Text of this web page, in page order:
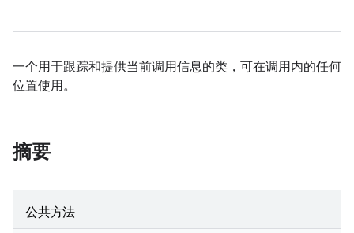
一个用于跟踪和提供当前调用信息的类，可在调用内的任何
位置使用。
摘要
公共方法